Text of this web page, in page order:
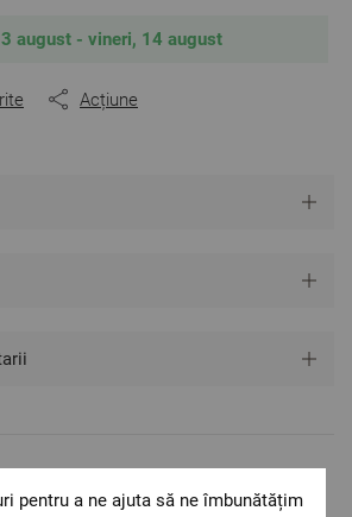
100% PE antibacterian
Poate varia ușor culoarea sau
august - vineri, 14 august
Acțiune
pentru a ne ajuta să ne îmbunătățim